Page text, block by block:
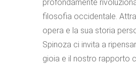
profondamente
filosofia occidentale.
opera e la sua storia
Spinoza ci invita a
gioia e il nostro rapporto